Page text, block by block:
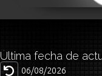
Última fecha de
06/08/2026